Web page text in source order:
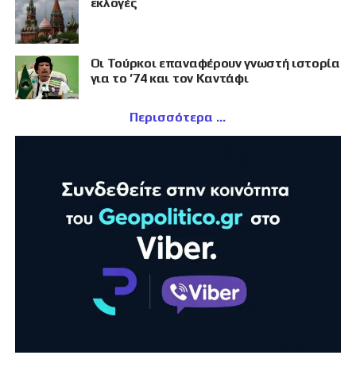
εκλογές
Οι Τούρκοι επαναφέρουν γνωστή ιστορία
για το ’74 και τον Καντάφι
Περισσότερα